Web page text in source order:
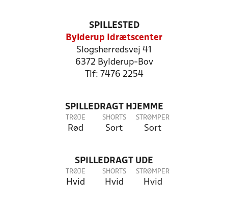
SPILLESTED
Bylderup Idrætscenter
Slogsherredsvej 41
6372 Bylderup-Bov
Tlf: 7476 2254
SPILLEDRAGT HJEMME
TRØJE
Rød
SHORTS
Sort
STRØMPER
Sort
SPILLEDRAGT UDE
TRØJE
Hvid
SHORTS
Hvid
STRØMPER
Hvid